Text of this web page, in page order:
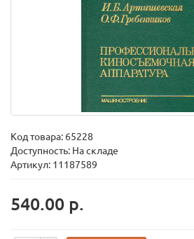
Код товара: 65228
Доступность: На складе
Артикул: 11187589
540.00 р.